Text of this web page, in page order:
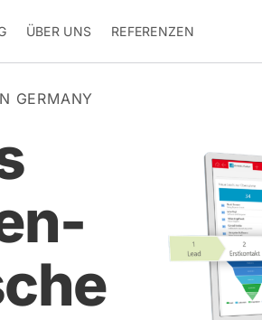
ÜBER UNS REFERENZEN
GERMANY